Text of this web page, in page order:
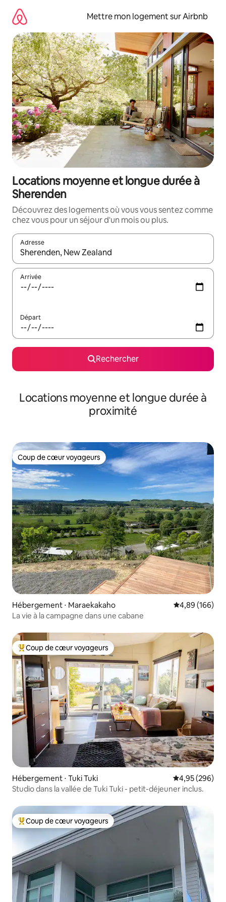
directement
contenu
Mettre mon logement sur Airbnb
Locations moyenne et longue durée à
Sherenden
Découvrez des logements où vous vous sentez comme
chez vous pour un séjour d'un mois ou plus.
Adresse
Lorsque les résultats s'affichent, utilisez les flèches vers le
Arrivée
Départ
Rechercher
Locations moyenne et longue durée à
proximité
Coup de cœur voyageurs
Coup de cœur voyageurs
Hébergement ⋅ Maraekakaho Évaluation
4,89 (166)
La vie à la campagne dans une cabane
Coups de cœur voyageurs les plus appréciés
Coup de cœur voyageurs
Hébergement ⋅ Tuki Tuki Évaluation
4,95 (296)
Studio dans la vallée de Tuki Tuki - petit-déjeuner inclus.
Coups de cœur voyageurs les plus appréciés
Coup de cœur voyageurs